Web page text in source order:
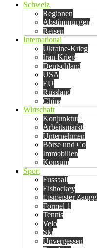
Schweiz
Regionen
Abstimmungen
Reisen
International
Ukraine-Krieg
Iran-Krieg
Deutschland
USA
EU
Russland
China
Wirtschaft
Konjunktur
Arbeitsmarkt
Unternehmen
Börse und Co
Immobilien
Konsum
Sport
Fussball
Eishockey
Eismeister Zaugg
Formel 1
Tennis
Velo
Ski
Unvergessen